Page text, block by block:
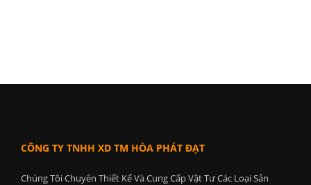
CÔNG TY TNHH XD TM HÒA PHÁT ĐẠT
Chúng Tôi Chuyên Thiết Kế Và Cung Cấp Vật Tư Các Loại Sản